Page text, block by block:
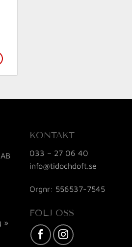
»
KONTAKT
033 – 27 06 40
info@tidochdoft.se
Orgnr: 556537-7545
FÖLJ OSS